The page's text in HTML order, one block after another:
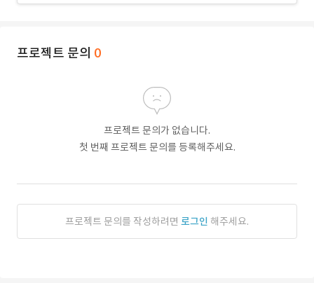
프로젝트 문의 0
프로젝트 문의가 없습니다.
첫 번째 프로젝트 문의를 등록해주세요.
프로젝트 문의를 작성하려면 로그인 해주세요.